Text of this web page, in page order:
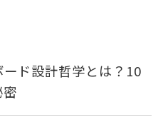
ド設計哲学とは？10